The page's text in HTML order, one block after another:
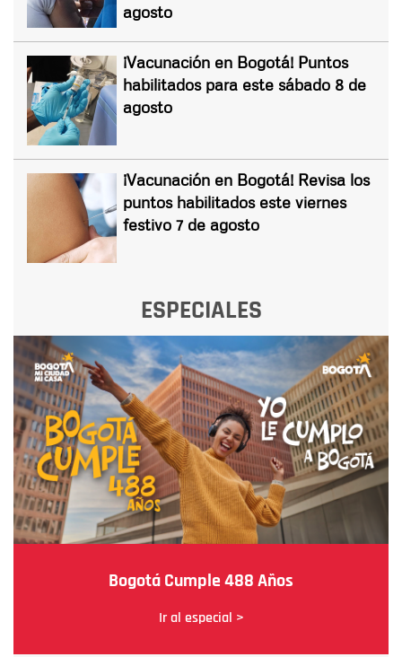
agosto
¡Vacunación en Bogotá! Puntos
habilitados para este sábado 8 de
agosto
¡Vacunación en Bogotá! Revisa los
puntos habilitados este viernes
festivo 7 de agosto
ESPECIALES
Bogotá Cumple 488 Años
Ir al especial >